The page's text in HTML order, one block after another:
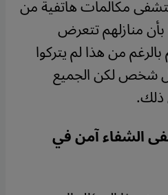
مكالمات هاتفية من
بأن منازلهم تتعرض
من هذا لم يتركوا
شخص لكن الجميع
ذلك.
الشفاء آمن في